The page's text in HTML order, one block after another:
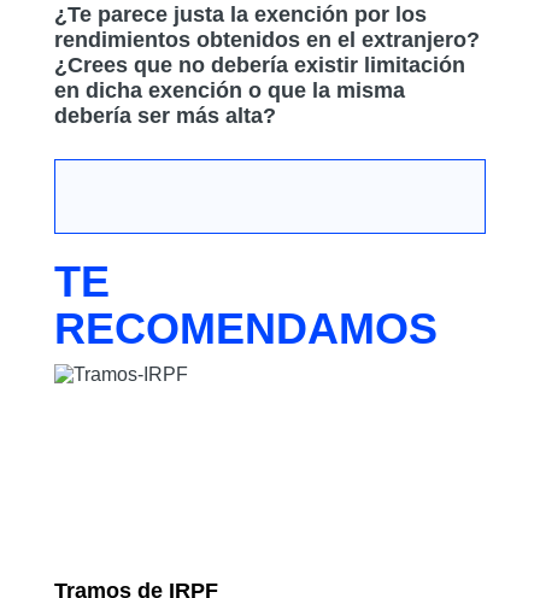
¿Te parece justa la exención por los
rendimientos obtenidos en el extranjero?
¿Crees que no debería existir limitación
en dicha exención o que la misma
debería ser más alta?
TE
RECOMENDAMOS
Tramos de IRPF